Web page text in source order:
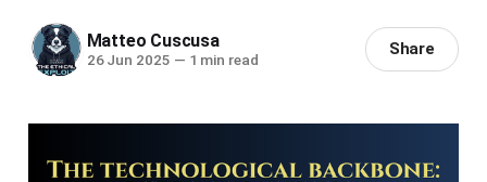
Matteo Cuscusa
26 Jun 2025 — 1 min read
Share